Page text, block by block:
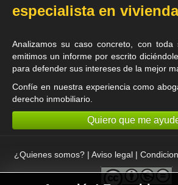
especialista en vivienda
Analizamos su caso concreto, con toda
emitimos un informe por escrito
para defender sus intereses de la mejor
Confíe en nuestra experiencia como
derecho inmobiliario
Quiero que me
¿Quienes somos?| Aviso legal|